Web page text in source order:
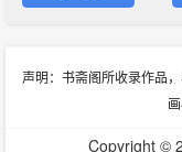
声明：书斋阁所收录作品
Copyright ©